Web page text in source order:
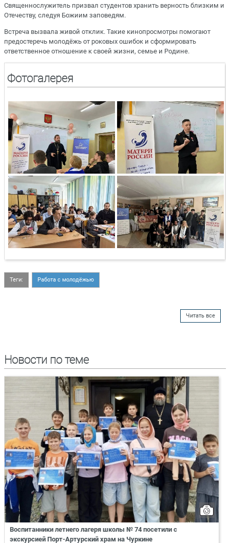
Священнослужитель призвал студентов хранить верность близким и
Отечеству, следуя Божиим заповедям.
Встреча вызвала живой отклик. Такие кинопросмотры помогают
предостеречь молодёжь от роковых ошибок и сформировать
ответственное отношение к своей жизни, семье и Родине.
Фотогалерея
Теги: Работа с молодёжью
Читать все
Новости по теме
Воспитанники летнего лагеря школы № 74 посетили с
экскурсией Порт-Артурский храм на Чуркине